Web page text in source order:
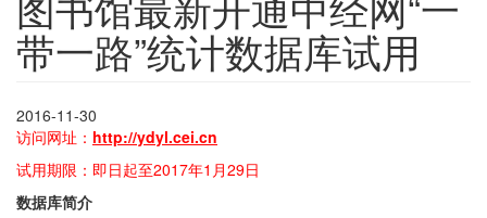
带一路”统计数据库试用
2016-11-30
访问网址： http://ydyl.cei.cn
试用期限：即日起至2017年1月29日
数据库简介